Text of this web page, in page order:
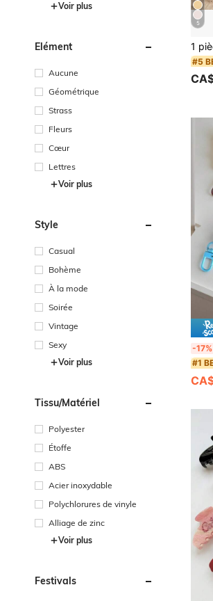
Voir plus
Élément
Aucune
Géométrique
Strass
Fleurs
Cœur
Lettres
Voir plus
Style
Casual
Bohème
À la mode
Soirée
Vintage
Sexy
Voir plus
Tissu/matériel
Polyester
Étoffe
ABS
Acier inoxydable
Polychlorures de vinyle
Alliage de zinc
Voir plus
Festivals
5
#5
-17%
#1